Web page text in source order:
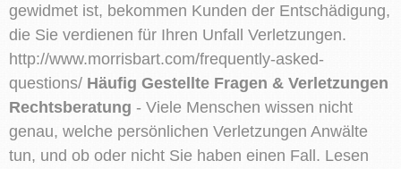
gewidmet ist, bekommen Kunden der Entschädigung,
die Sie verdienen für Ihren Unfall Verletzungen.
http://www.morrisbart.com/frequently-asked-
questions/ Häufig Gestellte Fragen & Verletzungen
Rechtsberatung - Viele Menschen wissen nicht
genau, welche persönlichen Verletzungen Anwälte
tun, und ob oder nicht Sie haben einen Fall. Lesen